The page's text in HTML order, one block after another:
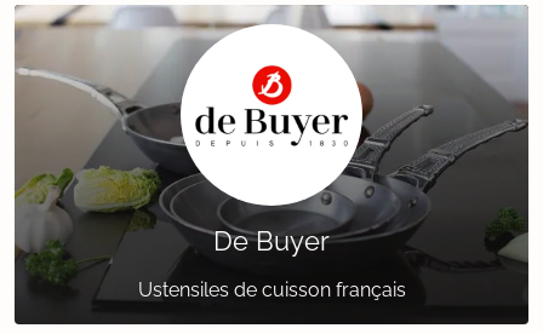
De Buyer
Ustensiles de cuisson français